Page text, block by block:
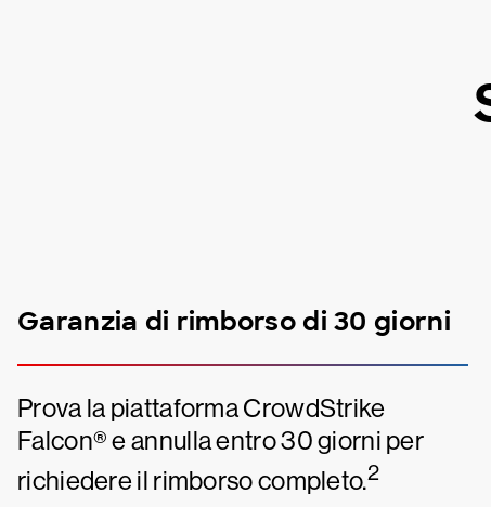
Garanzia di rimborso di 30 giorni
Prova la piattaforma CrowdStrike
Falcon® e annulla entro 30 giorni per
richiedere il rimborso completo.2